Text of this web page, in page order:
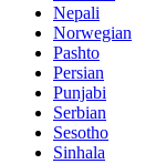
Nepali
Norwegian
Pashto
Persian
Punjabi
Serbian
Sesotho
Sinhala